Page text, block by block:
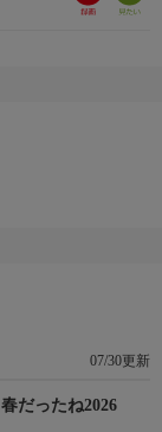
07/30更新
だったね2026